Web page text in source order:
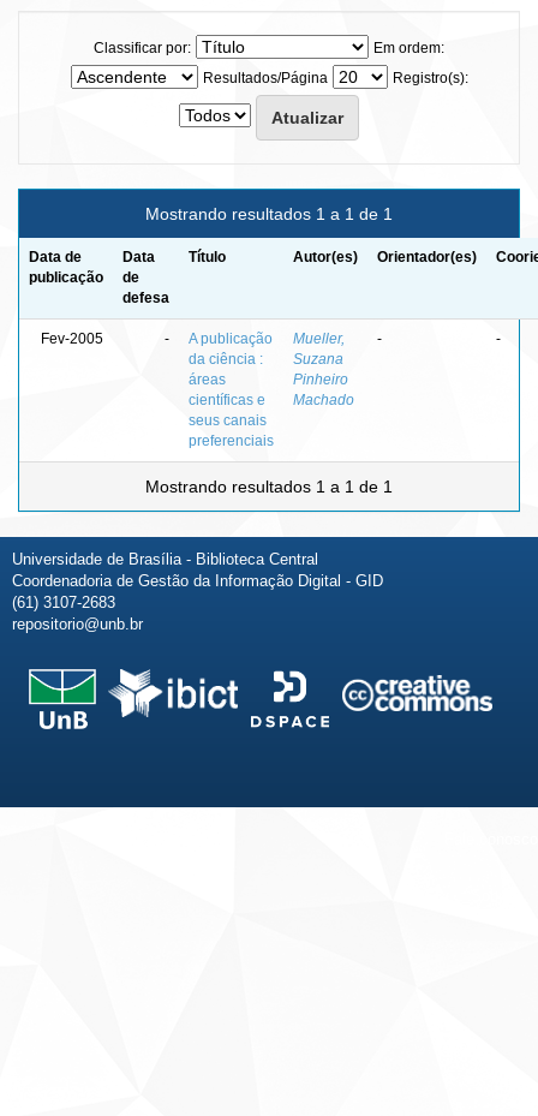
Classificar por:
Em ordem:
Resultados/Página
Registro(s):
Mostrando resultados 1 a 1 de 1
Data de
publicação
Data
de
defesa
Título Autor(es) Orientador(es)
Fev-2005 -
A publicação
da ciência :
áreas
científicas e
seus canais
preferenciais
Mueller,
Suzana
Pinheiro
Machado
- -
Mostrando resultados 1 a 1 de 1
Universidade de Brasília - Biblioteca Central
Coordenadoria de Gestão da Informação Digital - GID
(61) 3107-2683
repositorio@unb.br